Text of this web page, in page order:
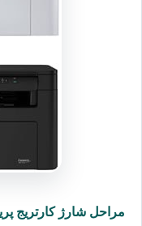
مراحل شارژ کارتریج